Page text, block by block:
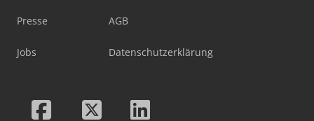
Presse
Jobs
AGB
Datenschutzerklärung